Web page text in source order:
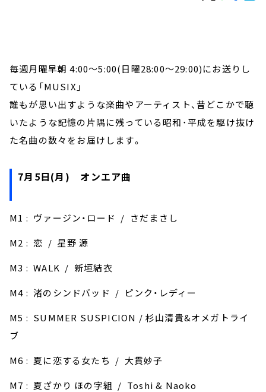
TBS Podcast
お知らせ
イベント・グッズ
YouTube
会社情報
毎週月曜早朝 4:00～5:00(日曜28:00～29:00)にお送りし
ている「MUSIX」
誰もが思い出すような楽曲やアーティスト、昔どこかで聴
いたような記憶の片隅に残っている昭和･平成を駆け抜け
た名曲の数々をお届けします。
7月5日(月) オンエア曲
M1 : ヴァージン・ロード / さだまさし
M2 : 恋 / 星野 源
M3 : WALK / 新垣結衣
M4 : 渚のシンドバッド / ピンク・レディー
M5 : SUMMER SUSPICION / 杉山清貴&オメガトライ
ブ
M6 : 夏に恋する女たち / 大貫妙子
M7 : 夏ざかり ほの字組 / Toshi & Naoko